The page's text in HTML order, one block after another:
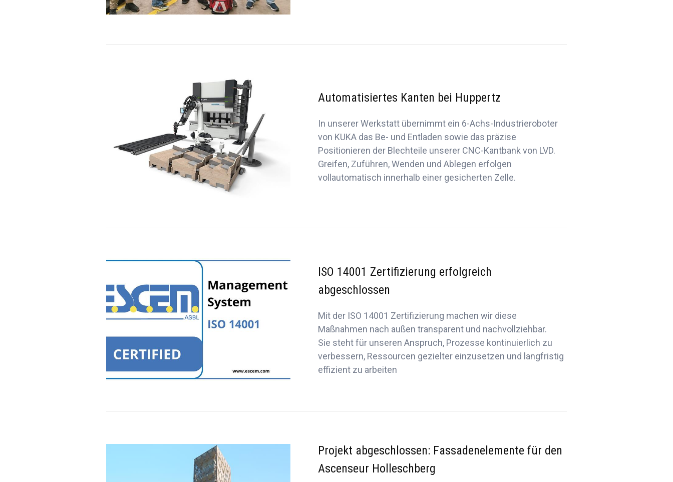
Automatisiertes Kanten bei Huppertz
In unserer Werkstatt übernimmt ein 6-Achs-Industrieroboter
von KUKA das Be- und Entladen sowie das präzise
Positionieren der Blechteile unserer CNC-Kantbank von LVD.
Greifen, Zuführen, Wenden und Ablegen erfolgen
vollautomatisch innerhalb einer gesicherten Zelle.
ISO 14001 Zertifizierung erfolgreich
abgeschlossen
Mit der ISO 14001 Zertifizierung machen wir diese
Maßnahmen nach außen transparent und nachvollziehbar.
Sie steht für unseren Anspruch, Prozesse kontinuierlich zu
verbessern, Ressourcen gezielter einzusetzen und langfristig
effizient zu arbeiten
Projekt abgeschlossen: Fassadenelemente für den
Ascenseur Holleschberg